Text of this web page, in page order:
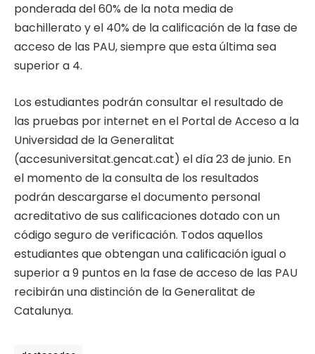
ponderada del 60% de la nota media de
bachillerato y el 40% de la calificación de la fase de
acceso de las PAU, siempre que esta última sea
superior a 4.
Los estudiantes podrán consultar el resultado de
las pruebas por internet en el Portal de Acceso a la
Universidad de la Generalitat
(accesuniversitat.gencat.cat) el día 23 de junio. En
el momento de la consulta de los resultados
podrán descargarse el documento personal
acreditativo de sus calificaciones dotado con un
código seguro de verificación. Todos aquellos
estudiantes que obtengan una calificación igual o
superior a 9 puntos en la fase de acceso de las PAU
recibirán una distinción de la Generalitat de
Catalunya.